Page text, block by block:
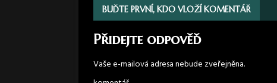
BUĎTE PRVNÍ, KDO VLOŽÍ KOMENTÁŘ
Přidejte odpověď
Vaše e-mailová adresa nebude zveřejněna.